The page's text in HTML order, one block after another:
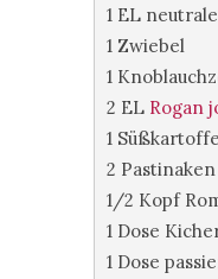
1 EL
1 Zwiebel
1
2 EL Rogan
1
2 Pastinaken
1/2 Kopf
1 Dose
1 Dose